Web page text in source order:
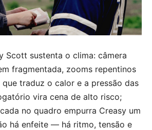
Scott sustenta o clima: câmera
fragmentada, zooms repentinos
traduz o calor e a pressão das
vira cena de alto risco;
no quadro empurra Creasy um
há enfeite — há ritmo, tensão e